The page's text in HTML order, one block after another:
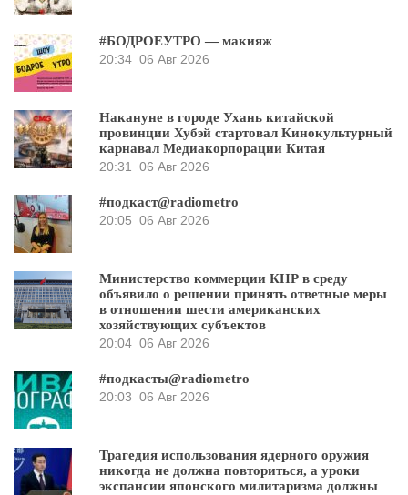
#БОДРОЕУТРО — макияж
20:34 06 Авг 2026
Накануне в городе Ухань китайской
провинции Хубэй стартовал Кинокультурный
карнавал Медиакорпорации Китая
20:31
06 Авг 2026
#подкаст@radiometro
20:05 06 Авг 2026
Министерство коммерции КНР в среду
объявило о решении принять ответные меры
в отношении шести американских
хозяйствующих субъектов
20:04 06 Авг 2026
#подкасты@radiometro
20:03 06 Авг 2026
Трагедия использования ядерного оружия
никогда не должна повториться, а уроки
экспансии японского милитаризма должны